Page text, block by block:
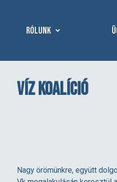
Rólunk
Víz Koalíció
V
Nagy örömünkre, együtt